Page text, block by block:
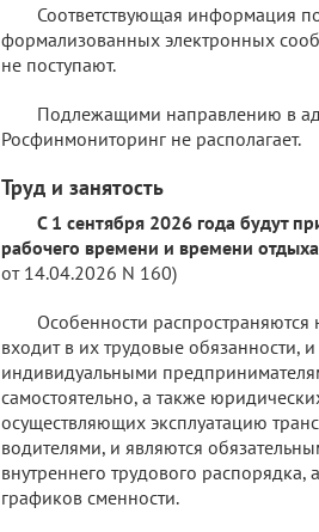
Соответствующая информация
формализованных электронных
не поступают.
Подлежащими направлению в
Росфинмониторинг не располагает.
Труд и занятость
С 1 сентября 2026 года будут
рабочего времени и времени
от 14.04.2026 N 160)
Особенности
входит в их трудовые обязанности,
индивидуальными
самостоятельно, а также
осуществляющих эксплуатацию
водителями, и являются
внутреннего трудового
графиков сменности.